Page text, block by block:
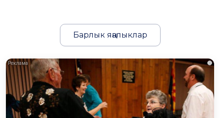
Барлык яңалыклар
i